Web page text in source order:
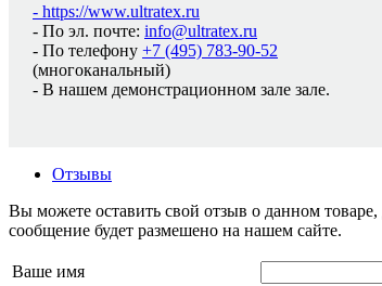
- https://www.ultratex.ru
- По эл. почте: info@ultratex.ru
- По телефону +7 (495) 783-90-52
(многоканальный)
- В нашем демонстрационном зале зале.
Отзывы
Вы можете оставить свой отзыв о данном
сообщение будет размешено на нашем сайте.
Ваше имя